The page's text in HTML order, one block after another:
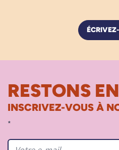
Retrouvez toutes nos
RESTONS
INSCRIVEZ-VOUS À
*